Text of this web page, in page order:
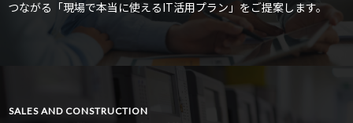
つながる「現場で本当に使えるIT活用プラン」をご提案します。
SALES AND CONSTRUCTION